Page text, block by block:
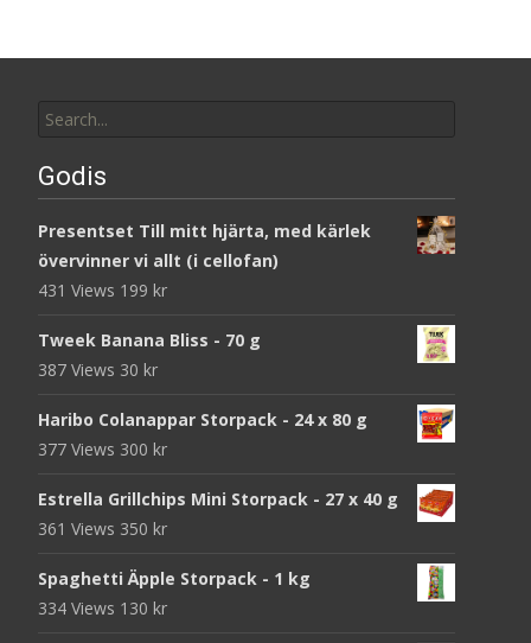
for:
Godis
Presentset Till mitt hjärta, med kärlek
övervinner vi allt (i cellofan)
431 Views 199 kr
Tweek Banana Bliss - 70 g
387 Views 30 kr
Haribo Colanappar Storpack - 24 x 80 g
377 Views 300 kr
Estrella Grillchips Mini Storpack - 27 x 40 g
361 Views 350 kr
Spaghetti Äpple Storpack - 1 kg
334 Views 130 kr